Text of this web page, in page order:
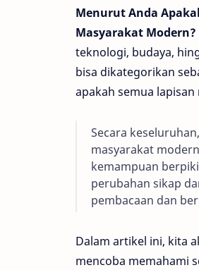
Menurut Anda
Masyarakat
teknologi, budaya,
bisa dikategorikan
apakah semua
Secara
masyarakat
kemampuan
perubahan sikap
pembacaan dan
Dalam artikel ini, kita
mencoba memahami